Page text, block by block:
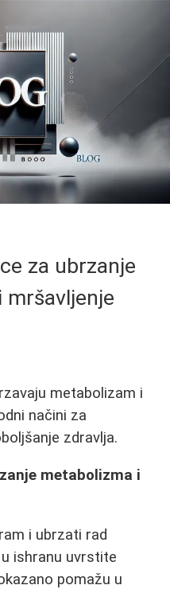
za ubrzanje
mršavljenje
metabolizam i
načini za
zdravlja.
metabolizma i
i ubrzati rad
ishranu uvrstite
pomažu u